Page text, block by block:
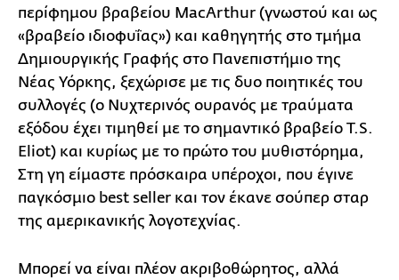
περίφημου βραβείου MacArthur (γνωστού και ως
«βραβείο ιδιοφυΐας») και καθηγητής στο τμήμα
Δημιουργικής Γραφής στο Πανεπιστήμιο της
Νέας Υόρκης, ξεχώρισε με τις δυο ποιητικές του
συλλογές (ο Νυχτερινός ουρανός με τραύματα
εξόδου έχει τιμηθεί με το σημαντικό βραβείο T.S.
Eliot) και κυρίως με το πρώτο του μυθιστόρημα,
Στη γη είμαστε πρόσκαιρα υπέροχοι, που έγινε
παγκόσμιο best seller και τον έκανε σούπερ σταρ
της αμερικανικής λογοτεχνίας.
Μπορεί να είναι πλέον ακριβοθώρητος, αλλά